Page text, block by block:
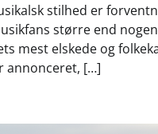
stilhed er
større end
mest elskede og
annonceret, […]